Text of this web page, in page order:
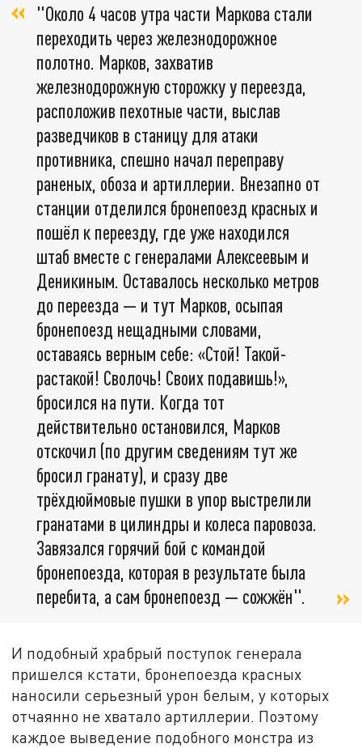
"Около 4 часов утра части Маркова стали
переходить через железнодорожное
полотно. Марков, захватив
железнодорожную сторожку у переезда,
расположив пехотные части, выслав
разведчиков в станицу для атаки
противника, спешно начал переправу
раненых, обоза и артиллерии. Внезапно от
станции отделился бронепоезд красных и
пошёл к переезду, где уже находился
штаб вместе с генералами Алексеевым и
Деникиным. Оставалось несколько метров
до переезда — и тут Марков, осыпая
бронепоезд нещадными словами,
оставаясь верным себе: «Стой! Такой-
растакой! Сволочь! Своих подавишь!»,
бросился на пути. Когда тот
действительно остановился, Марков
отскочил (по другим сведениям тут же
бросил гранату), и сразу две
трёхдюймовые пушки в упор выстрелили
гранатами в цилиндры и колеса паровоза.
Завязался горячий бой с командой
бронепоезда, которая в результате была
перебита, а сам бронепоезд — сожжён".
И подобный храбрый поступок генерала
пришелся кстати, бронепоезда красных
наносили серьезный урон белым, у которых
отчаянно не хватало артиллерии. Поэтому
каждое выведение подобного монстра из